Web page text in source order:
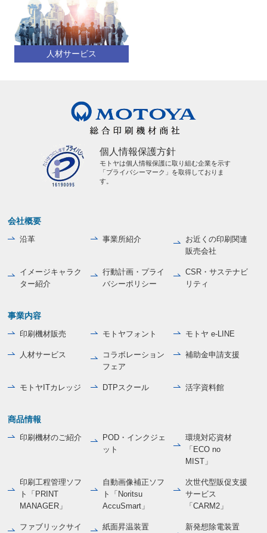
人材サービス
個人情報保護方針
モトヤは個人情報保護に取り組む企業を示す
「プライバシーマーク」を取得しておりま
す。
会社概要
沿革 事業所紹介
お近くの印刷関連
販売会社
イメージキャラク
ター紹介
行動計画・プライ
バシーポリシー
CSR・サステナビ
リティ
事業内容
印刷機材販売 モトヤフォント モトヤ e-LINE
人材サービス
コラボレーション
フェア
補助金申請支援
モトヤITカレッジ DTPスクール 活字資料館
商品情報
印刷機材のご紹介
POD・インクジェ
ット
環境対応資材
「ECO no
MIST」
印刷工程管理ソフ
ト「PRINT
MANAGER」
自動画像補正ソフ
ト「Noritsu
AccuSmart」
次世代型販促支援
サービス
「CARM2」
ファブリックサイ 紙面昇温装置 新発想除電装置